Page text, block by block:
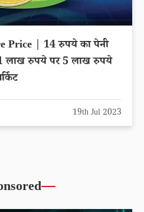
Price | 14 रुपये का पेनी
लाख रुपये पर 5 लाख रुपये
19th Jul 2023